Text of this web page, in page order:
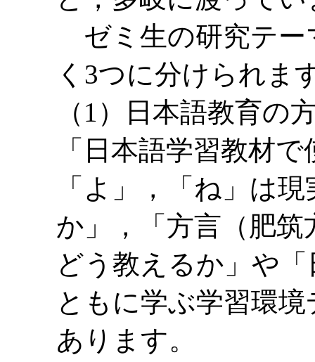
ゼミ生の研究テー
く3つに分けられま
（1）日本語教育の
「日本語学習教材
「よ」，「ね」は
か」，「方言（肥
どう教えるか」や
ともに学ぶ学習環
あります。